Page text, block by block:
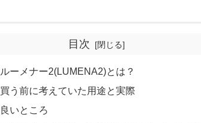
目次
ルーメナー2(LUMENA2)とは？
買う前に考えていた用途と実際
良いところ